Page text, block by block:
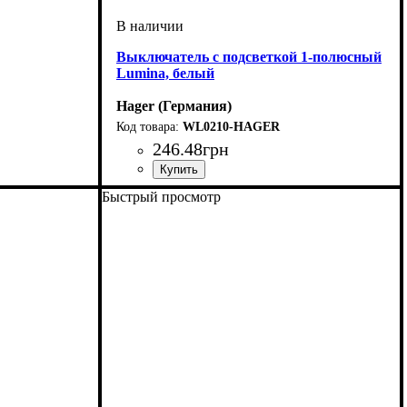
Выключатель с подсветкой 1-полюсный
Lumina, белый
Hager (Германия)
WL0210-HAGER
246.48грн
Тип электрофурнитуры: Выключатели
Количество кнопок выключателя:
Одноклавишные
Подсветка: Выключатели с подсветкой
Серия: Lumina
Цвет: Белый
Быстрый просмотр